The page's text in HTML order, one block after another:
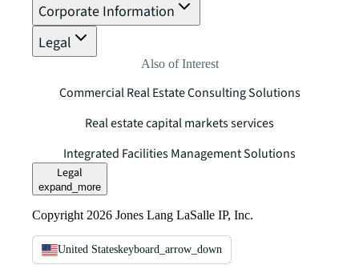
Corporate Information
Legal
Also of Interest
Commercial Real Estate Consulting Solutions
Real estate capital markets services
Integrated Facilities Management Solutions
Legal
expand_more
Copyright 2026 Jones Lang LaSalle IP, Inc.
United Stateskeyboard_arrow_down